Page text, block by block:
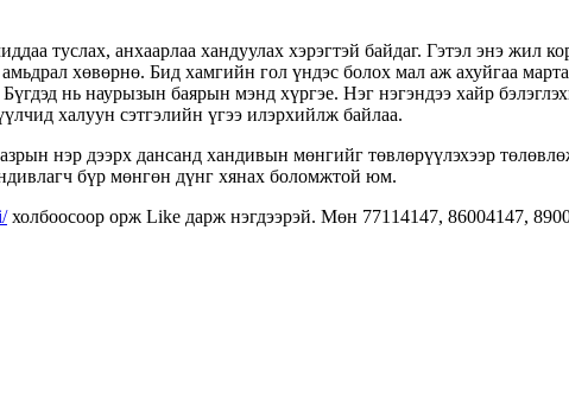
туслах, анхаарлаа хандуулах хэрэгтэй байдаг. Гэтэл энэ жил
хөвөрнө. Бид хамгийн гол үндэс болох мал аж ахуйгаа
нь наурызын баярын мэнд хүргэе. Нэг нэгэндээ хайр
халуун сэтгэлийн үгээ илэрхийлж байлаа.
нэр дээрх дансанд хандивын мөнгийг төвлөрүүлэхээр
бүр мөнгөн дүнг хянах боломжтой юм.
холбоосоор орж Like дарж нэгдээрэй. Мөн 77114147, 86004147,